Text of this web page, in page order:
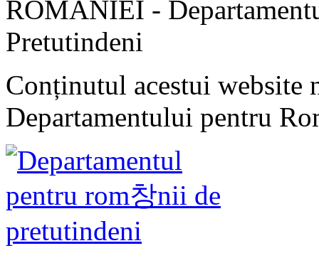
ROMÂNIEI -
Pretutindeni
Conținutul acestui website
Departamentului pentru